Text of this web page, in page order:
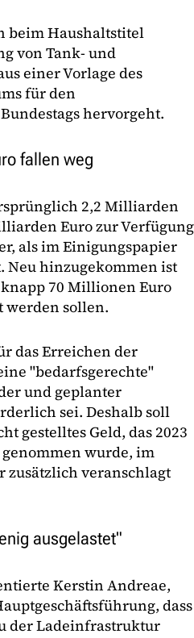
beim Haushaltstitel
von Tank- und
einer Vorlage des
für den
hervorgeht.
fallen weg
2,2 Milliarden
Euro zur Verfügung
als im Einigungspapier
Neu hinzugekommen ist
70 Millionen Euro
werden sollen.
das Erreichen der
"bedarfsgerechte"
und geplanter
sei. Deshalb soll
gestelltes Geld, das 2023
wurde, im
zusätzlich veranschlagt
ausgelastet"
Kerstin Andreae,
dass
der Ladeinfrastruktur